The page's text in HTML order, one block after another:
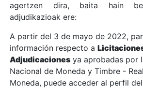
Erakutsi/Ezkutatu
Erakutsi/Ezkutatu
Erakutsi/Ezkutatu
agertzen dira, baita hain
adjudikazioak ere:
A partir del 3 de mayo de 2022,
información respecto a
Adjudicaciones ya aprobadas por
Nacional de Moneda y Timbre -
Moneda, puede acceder al perfil